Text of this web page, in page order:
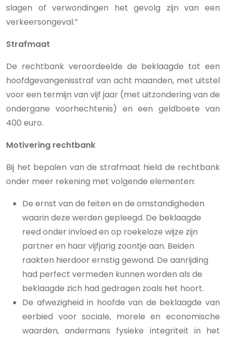
slagen of verwondingen het gevolg zijn van een
verkeersongeval.”
Strafmaat
De rechtbank veroordeelde de beklaagde tot een
hoofdgevangenisstraf van acht maanden, met uitstel
voor een termijn van vijf jaar (met uitzondering van de
ondergane voorhechtenis) en een geldboete van
400 euro.
Motivering rechtbank
Bij het bepalen van de strafmaat hield de rechtbank
onder meer rekening met volgende elementen:
De ernst van de feiten en de omstandigheden
waarin deze werden gepleegd. De beklaagde
reed onder invloed en op roekeloze wijze zijn
partner en haar vijfjarig zoontje aan. Beiden
raakten hierdoor ernstig gewond. De aanrijding
had perfect vermeden kunnen worden als de
beklaagde zich had gedragen zoals het hoort.
De afwezigheid in hoofde van de beklaagde van
eerbied voor sociale, morele en economische
waarden, andermans fysieke integriteit in het